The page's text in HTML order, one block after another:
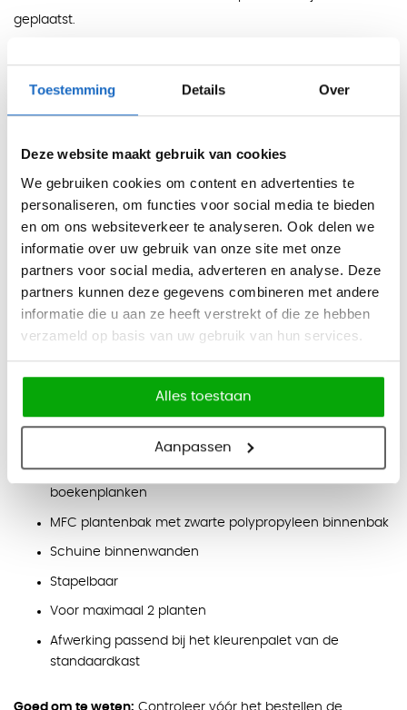
Toestemming Details Over
Deze website maakt gebruik van cookies
We gebruiken cookies om content en advertenties te
personaliseren, om functies voor social media te bieden
en om ons websiteverkeer te analyseren. Ook delen we
informatie over uw gebruik van onze site met onze
partners voor social media, adverteren en analyse. Deze
partners kunnen deze gegevens combineren met andere
informatie die u aan ze heeft verstrekt of die ze hebben
verzameld op basis van uw gebruik van hun services.
Alles toestaan
Aanpassen
geplaatst.
Controleer vooraf de afmeting van de kast of boekenplank,
zodat de gekozen plantenbak goed aansluit op het meubel
waarop deze geplaatst wordt.
Kleuren
Bak:wit, zwart, antraciet, aluminium, beige, eiken, acacia,
natuur eiken, honing eiken, licht noten en vergrijsd donker
noten.
Hoogte: tot 25 cm
Aangepast aan standaard formaat basiskasten en
boekenplanken
MFC plantenbak met zwarte polypropyleen binnenbak
Schuine binnenwanden
Stapelbaar
Voor maximaal 2 planten
Afwerking passend bij het kleurenpalet van de
standaardkast
Goed om te weten: Controleer vóór het bestellen de